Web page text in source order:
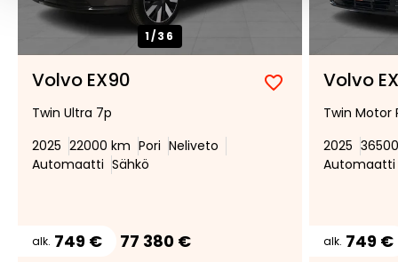
1/36
Volvo EX90
Lisää
suosikiksi
Poista
suosikeista
Twin Ultra 7p
2025 22000 km Pori Neliveto
Automaatti Sähkö
alk. 749 € 77 380 €
Volvo
Twin Motor
2025
Automaatti
alk. 749 €